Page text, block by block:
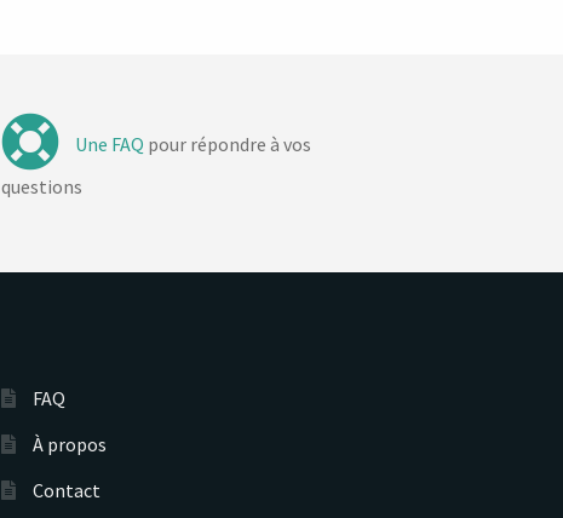
Une FAQ pour répondre à vos
questions
FAQ
À propos
Contact